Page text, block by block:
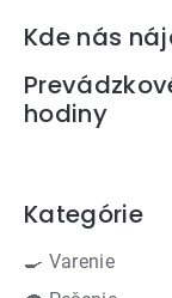
Zápätie
Kde nás
hodiny
Kategórie
🍳 Varenie